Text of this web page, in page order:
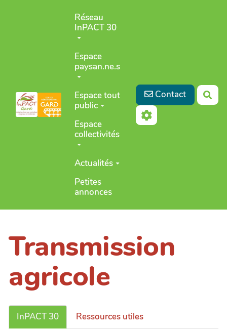
Aller au contenu principal
Réseau
InPACT 30
Espace
paysan.ne.s
Espace tout
public
Espace
collectivités
Actualités
Petites
annonces
Contact
Transmission
agricole
InPACT 30 Ressources utiles